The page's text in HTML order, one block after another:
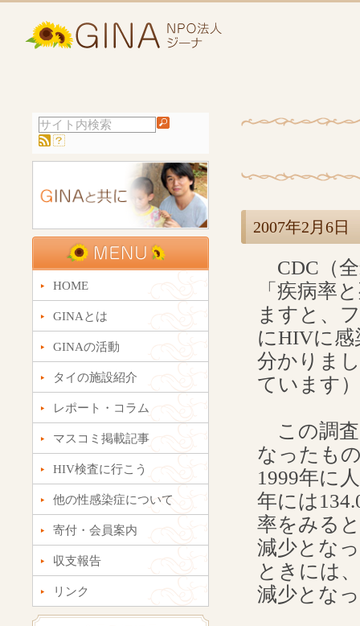
2007年2月6日
CDC（全
「疾病率
ますと、
にHIVに
分かりま
ています）
この調査
なったも
1999年に
年には
率をみる
減少とな
ときには
減少とな
HOME
GINAとは
GINAの活動
タイの施設紹介
レポート・コラム
マスコミ掲載記事
HIV検査に行こう
他の性感染症について
寄付・会員案内
収支報告
リンク